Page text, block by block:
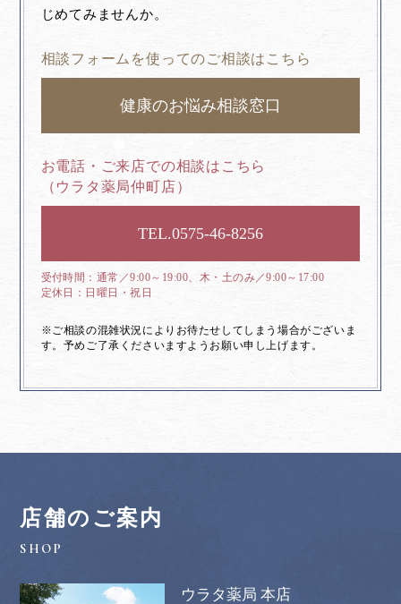
じめてみませんか。
相談フォームを使ってのご相談はこちら
健康のお悩み相談窓口
お電話・ご来店での相談はこちら
（ウラタ薬局仲町店）
0575-46-8256
通常／9:00～19:00、木・土のみ／9:00～17:00
日曜日・祝日
※ご相談の混雑状況によりお待たせしてしまう場合がございま
す。予めご了承くださいますようお願い申し上げます。
店舗のご案内
ウラタ薬局 本店